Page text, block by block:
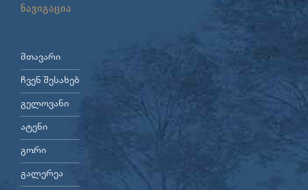
ნავიგაცია
მთავარი
ჩვენ შესახებ
გელოვანი
ატენი
გორი
გალერეა